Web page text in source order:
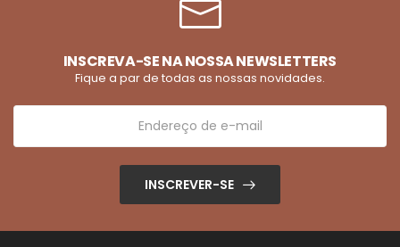
INSCREVA-SE NA NOSSA NEWSLETTERS
Fique a par de todas as nossas novidades.
INSCREVER-SE